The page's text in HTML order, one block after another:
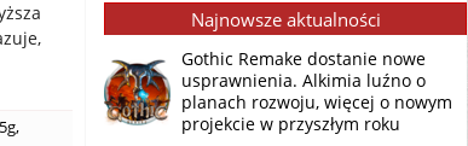
,
Najnowsze aktualności
Gothic Remake dostanie nowe
usprawnienia. Alkimia luźno o
planach rozwoju, więcej o nowym
projekcie w przyszłym roku